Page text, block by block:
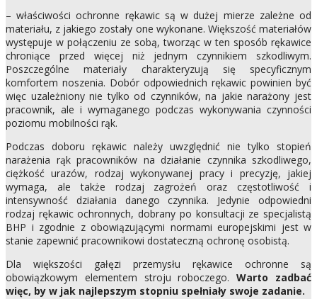
– właściwości ochronne rękawic są w dużej mierze zależne od
materiału, z jakiego zostały one wykonane. Większość materiałów
występuje w połączeniu ze sobą, tworząc w ten sposób rękawice
chroniące przed więcej niż jednym czynnikiem szkodliwym.
Poszczególne materiały charakteryzują się specyficznym
komfortem noszenia. Dobór odpowiednich rękawic powinien być
więc uzależniony nie tylko od czynników, na jakie narażony jest
pracownik, ale i wymaganego podczas wykonywania czynności
poziomu mobilności rąk.
Podczas doboru rękawic należy uwzględnić nie tylko stopień
narażenia rąk pracowników na działanie czynnika szkodliwego,
ciężkość urazów, rodzaj wykonywanej pracy i precyzję, jakiej
wymaga, ale także rodzaj zagrożeń oraz częstotliwość i
intensywność działania danego czynnika. Jedynie odpowiedni
rodzaj rękawic ochronnych, dobrany po konsultacji ze specjalistą
BHP i zgodnie z obowiązującymi normami europejskimi jest w
stanie zapewnić pracownikowi dostateczną ochronę osobistą.
Dla większości gałęzi przemysłu rękawice ochronne są
obowiązkowym elementem stroju roboczego.Warto zadbać
więc, by w jak najlepszym stopniu spełniały swoje zadanie.